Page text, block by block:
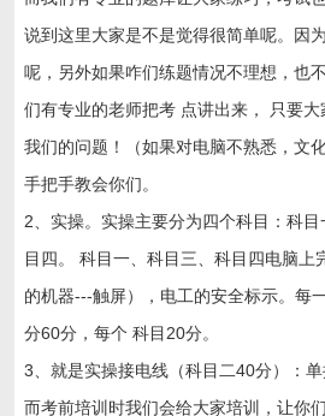
说到这里大家是不是觉得很简单呢。因
呢，另外如果咋们练题情况不理想，也
们有专业的老师把考 点讲出来， 只要
我们的问题！（如果对电脑不熟悉，文
手把手教会你们。
2、实操。实操主要分为四个科目：科
目四。 科目一、科目三、科目四电脑上
的机器---触屏），电工的安全标示。每
分60分，每个 科目20分。
3、就是实操接电线（科目二40分）：
而考前培训时我们会给大家培训，让你